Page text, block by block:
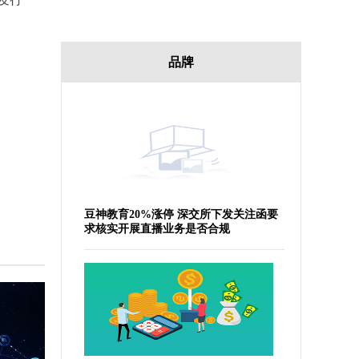
品牌
豆神教育20%涨停 深交所下发关注函要
求核实开展直播业务是否合规